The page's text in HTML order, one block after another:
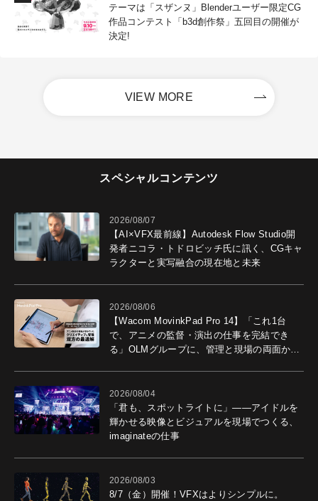
テーマは「スザンヌ」Blenderユーザー限定CG
作品コンテスト「b3d創作祭」五回目の開催が
決定!
VIEW MORE
スペシャルコンテンツ
2026/08/07
【AI×VFX最前線】Autodesk Flow Studio開
発者ニコラ・トドロビッチ氏に訊く、CGキャ
ラクターと実写融合の現在地と未来
2026/08/06
【Wacom MovinkPad Pro 14】「これ1台
で、アニメの監督・演出の仕事を完結でき
る」OLMグループに、管理と現場の両面から
2026/08/04
「君も、スポットライトに」――アイドルを
輝かせる映像とビジュアルを現場でつくる、
imaginateの仕事
2026/08/03
8/7（金）開催！VFXはよりシンプルに。